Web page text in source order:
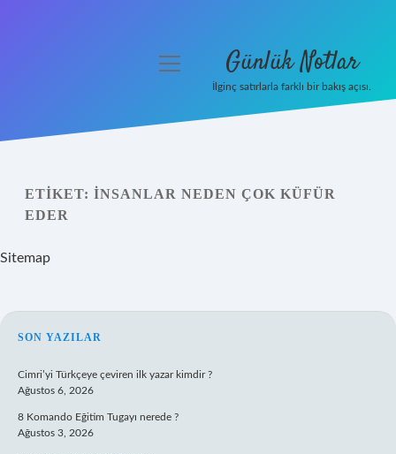
Yasal Uyarı
menüyü
Günlük Notlar
İlginç satırlarla farklı bir bakış açısı.
ETIKET: İNSANLAR NEDEN ÇOK KÜFÜR
EDER
Sitemap
SIDEBAR
SON YAZILAR
Cimri’yi Türkçeye çeviren ilk yazar kimdir ?
Ağustos 6, 2026
8 Komando Eğitim Tugayı nerede ?
Ağustos 3, 2026